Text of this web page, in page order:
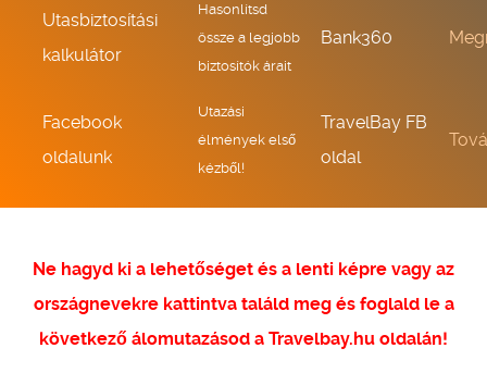
Utasbiztosítási
kalkulátor
Hasonlítsd
össze a legjobb
biztosítók árait
Bank360
Facebook
oldalunk
Utazási
élmények első
kézből!
TravelBay FB
oldal
Ne hagyd ki a lehetőséget és a lenti képre vagy az
országnevekre kattintva találd meg és foglald le a
következő álomutazásod a Travelbay.hu oldalán!